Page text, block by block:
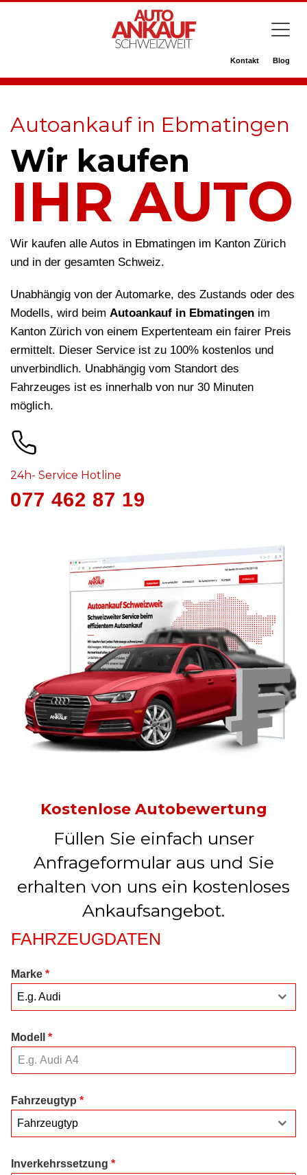
Kontakt Blog
Autoankauf in Ebmatingen
Wir kaufen
IHR AUTO
Wir kaufen alle Autos in Ebmatingen im Kanton Zürich
und in der gesamten Schweiz.
Unabhängig von der Automarke, des Zustands oder des
Modells, wird beim Autoankauf in Ebmatingen im
Kanton Zürich von einem Expertenteam ein fairer Preis
ermittelt. Dieser Service ist zu 100% kostenlos und
unverbindlich. Unabhängig vom Standort des
Fahrzeuges ist es innerhalb von nur 30 Minuten
möglich.
24h- Service Hotline
077 462 87 19
Kostenlose Autobewertung
Füllen Sie einfach unser
Anfrageformular aus und Sie
erhalten von uns ein kostenloses
Ankaufsangebot.
FAHRZEUGDATEN
Marke *
E.g. Audi
Modell *
Fahrzeugtyp *
Fahrzeugtyp
Inverkehrssetzung *